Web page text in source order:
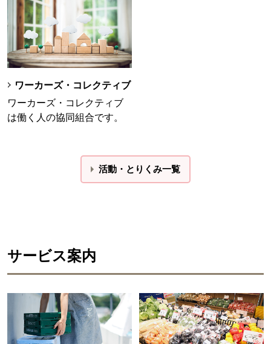
ワーカーズ・コレクティブ
ワーカーズ・コレクティブ
は働く人の協同組合です。
活動・とりくみ一覧
サービス案内